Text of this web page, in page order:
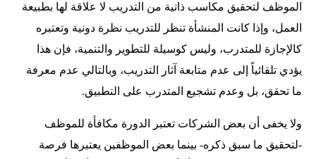
الموظف لتحقيق مكاسب ذاتية من التدريب لا علاقة لها بطبيعة
العمل، وإذا كانت المنشأة تنظر للتدريب نظرة دونية وتعتبره
كالإجازة للمتدرب، وليس كوسيلة للتطوير والتنمية، فإن هذا
يؤدي تلقائياً إلى عدم متابعة آثار التدريب، وبالتالي عدم معرفة
ما تحقق، بل وعدم تشجيع المتدرب على التطبيق.
ولا يخفى أن بعض الشركات تعتبر الدورة مكافأة للموظف
-لتحقيق ما سبق ذكره- بينما بعض الموظفين يعتبرها فرصة